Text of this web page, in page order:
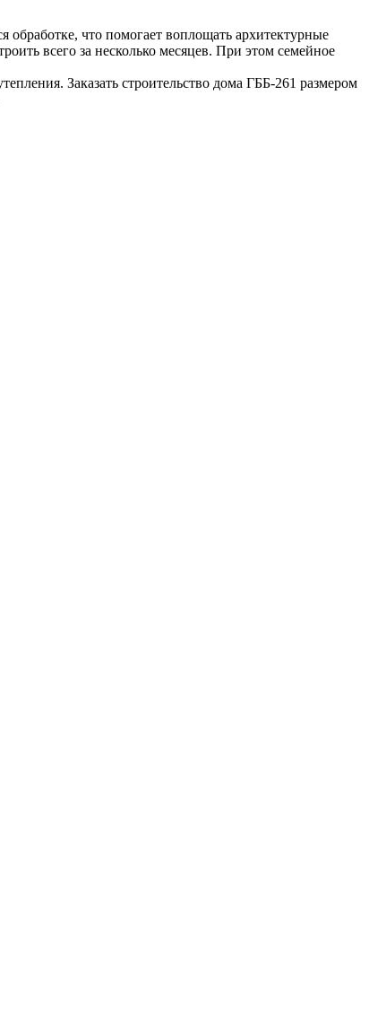
обработке, что помогает воплощать архитектурные
всего за несколько месяцев. При этом семейное
Заказать строительство дома ГББ-261 размером